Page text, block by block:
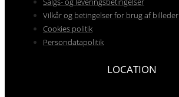
Vilkår og betingelser for brug af billeder
Cookies politik
Persondatapolitik
LOCATION